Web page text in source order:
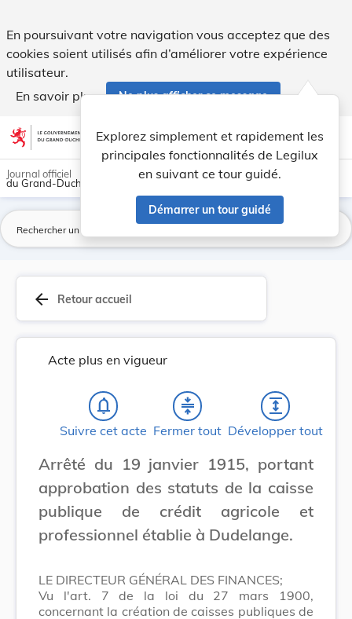
En poursuivant votre navigation vous acceptez que des
cookies soient utilisés afin d’améliorer votre expérience
utilisateur.
En savoir plus
Ne plus afficher ce message
Aller au contenu account_circle help Aide
Explorez simplement et rapidement les
principales fonctionnalités de Legilux
en suivant ce tour guidé.
Démarrer un tour guidé
light_mode dark_mode
Journal officiel
du Grand-Duché de Luxembourg
arrow_back Retour accueil
Acte plus en vigueur
notifications_none
Suivre cet acte
compress
Fermer tout
expand
Développer tout
Arrêté du 19 janvier 1915, portant
approbation des statuts de la caisse
publique de crédit agricole et
professionnel établie à Dudelange.
LE DIRECTEUR GÉNÉRAL DES FINANCES;
Vu l'art. 7 de la loi du 27 mars 1900,
concernant la création de caisses publiques de